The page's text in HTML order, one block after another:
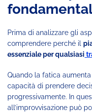
Prima di analizzare gli
comprendere perché il
essenziale per qualsiasi
Quando la fatica
capacità di prendere
progressivamente. In
all’improvvisazione può